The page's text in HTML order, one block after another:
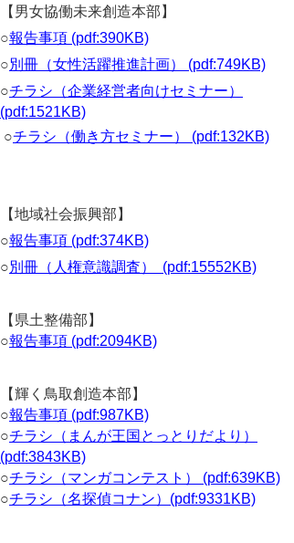
【男女協働未来創造本部】
○報告事項 (pdf:390KB)
○別冊（女性活躍推進計画） (pdf:749KB)
○チラシ（企業経営者向けセミナー）
(pdf:1521KB)
○チラシ（働き方セミナー） (pdf:132KB)
【地域社会振興部】
○報告事項 (pdf:374KB)
○別冊（人権意識調査） (pdf:15552KB)
【県土整備部】
○報告事項 (pdf:2094KB)
【輝く鳥取創造本部】
○報告事項 (pdf:987KB)
○チラシ（まんが王国とっとりだより）
(pdf:3843KB)
○チラシ（マンガコンテスト） (pdf:639KB)
○チラシ（名探偵コナン）(pdf:9331KB)